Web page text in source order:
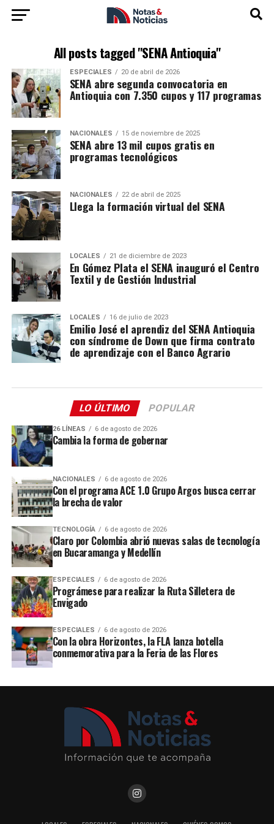
All posts tagged "SENA Antioquia"
ESPECIALES 20 de abril de 2026
SENA abre segunda convocatoria en
Antioquia con 7.350 cupos y 117 programas
NACIONALES 15 de noviembre de 2025
SENA abre 13 mil cupos gratis en
programas tecnológicos
NACIONALES 22 de abril de 2025
Llega la formación virtual del SENA
LOCALES 21 de diciembre de 2023
En Gómez Plata el SENA inauguró el Centro
Textil y de Gestión Industrial
LOCALES 16 de julio de 2023
Emilio José el aprendiz del SENA Antioquia
con síndrome de Down que firma contrato
de aprendizaje con el Banco Agrario
LO ÚLTIMO POPULAR
26 LÍNEAS 6 de agosto de 2026
Cambia la forma de gobernar
NACIONALES 6 de agosto de 2026
Con el programa ACE 1.0 Grupo Argos busca cerrar
la brecha de valor
TECNOLOGÍA 6 de agosto de 2026
Claro por Colombia abrió nuevas salas de tecnología
en Bucaramanga y Medellín
ESPECIALES 6 de agosto de 2026
Prográmese para realizar la Ruta Silletera de
Envigado
ESPECIALES 6 de agosto de 2026
Con la obra Horizontes, la FLA lanza botella
conmemorativa para la Feria de las Flores